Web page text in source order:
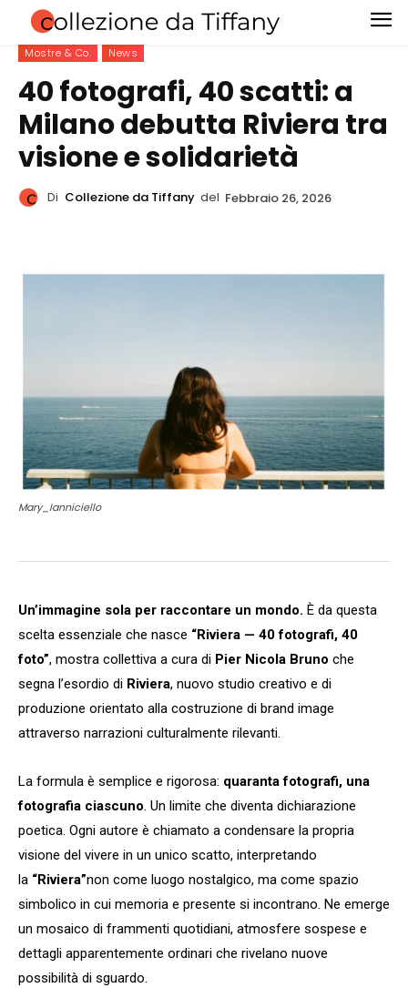
Mostre & Co. News
40 fotografi, 40 scatti: a
Milano debutta Riviera tra
visione e solidarietà
Di Collezione da Tiffany del Febbraio 26, 2026
Mary_Ianniciello
Un’immagine sola per raccontare un mondo. È da questa
scelta essenziale che nasce “Riviera — 40 fotografi, 40
foto”, mostra collettiva a cura di Pier Nicola Bruno che
segna l’esordio di Riviera, nuovo studio creativo e di
produzione orientato alla costruzione di brand image
attraverso narrazioni culturalmente rilevanti.
La formula è semplice e rigorosa: quaranta fotografi, una
fotografia ciascuno. Un limite che diventa dichiarazione
poetica. Ogni autore è chiamato a condensare la propria
visione del vivere in un unico scatto, interpretando
la “Riviera”non come luogo nostalgico, ma come spazio
simbolico in cui memoria e presente si incontrano. Ne emerge
un mosaico di frammenti quotidiani, atmosfere sospese e
dettagli apparentemente ordinari che rivelano nuove
possibilità di sguardo.